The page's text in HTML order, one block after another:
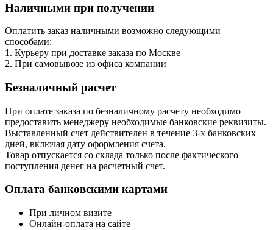
Наличными при получении
Оплатить заказ наличными возможно следующими
способами:
1. Курьеру при доставке заказа по Москве
2. При самовывозе из офиса компании
Безналичный расчет
При оплате заказа по безналичному расчету необходимо
предоставить менеджеру необходимые банковские реквизиты.
Выставленный счет действителен в течение 3-х банковских
дней, включая дату оформления cчета.
Товар отпускается со склада только после фактического
поступления денег на расчетный счет.
Оплата банковскими картами
При личном визите
Онлайн-оплата на сайте